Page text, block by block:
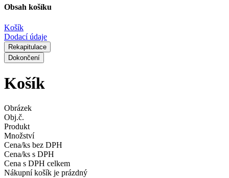
Obsah košíku
Košík
Dodací údaje
Rekapitulace
Dokončení
Košík
Obrázek
Obj.č.
Produkt
Množství
Cena/ks bez DPH
Cena/ks s DPH
Cena s DPH celkem
Nákupní košík je prázdný